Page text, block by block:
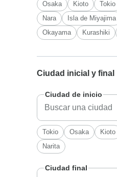
Osaka Kioto Tokio
Nara
Isla de Miyajima
Okayama
Kurashiki
Ciudad inicial y final
Ciudad de inicio
Tokio Osaka Kioto
Narita
Ciudad final